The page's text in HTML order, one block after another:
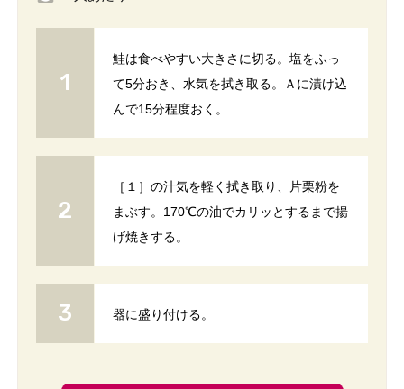
鮭は食べやすい大きさに切る。塩をふっ
て5分おき、水気を拭き取る。Ａに漬け込
んで15分程度おく。
［１］の汁気を軽く拭き取り、片栗粉を
まぶす。170℃の油でカリッとするまで揚
げ焼きする。
器に盛り付ける。